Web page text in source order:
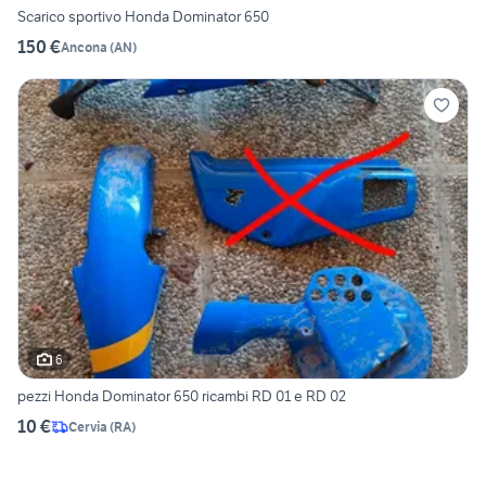
Scarico sportivo Honda Dominator 650
150 €Ancona (AN)
6
pezzi Honda Dominator 650 ricambi RD 01 e RD 02
10 € Cervia (RA)